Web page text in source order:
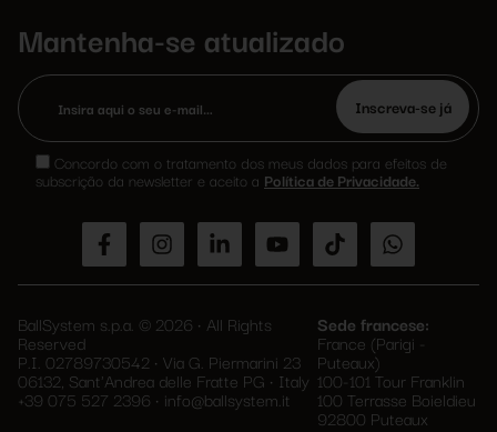
Mantenha-se atualizado
Please
leave
this
field
Concordo com o tratamento dos meus dados para efeitos de
subscrição da newsletter e aceito a Política de Privacidade.
BallSystem s.p.a. © 2026 • All Rights
Reserved
P.I. 02789730542 • Via G. Piermarini 23
06132, Sant'Andrea delle Fratte PG • Italy
+39 075 527 2396 • info@ballsystem.it
Sede francese:
France (Parigi -
Puteaux)
100-101 Tour Franklin
100 Terrasse Boieldieu
92800 Puteaux